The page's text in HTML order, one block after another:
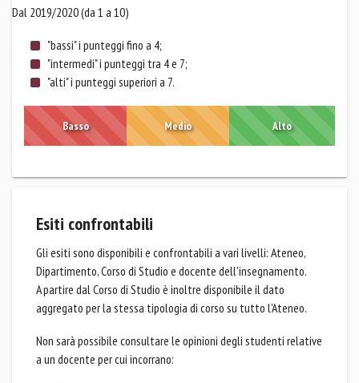
Dal 2019/2020 (da 1 a 10)
"bassi" i punteggi fino a 4;
"intermedi" i punteggi tra 4 e 7;
"alti" i punteggi superiori a 7.
Basso Medio Alto
Esiti confrontabili
Gli esiti sono disponibili e confrontabili a vari livelli: Ateneo,
Dipartimento, Corso di Studio e docente dell'insegnamento.
A partire dal Corso di Studio è inoltre disponibile il dato
aggregato per la stessa tipologia di corso su tutto l'Ateneo.
Non sarà possibile consultare le opinioni degli studenti relative
a un docente per cui incorrano: